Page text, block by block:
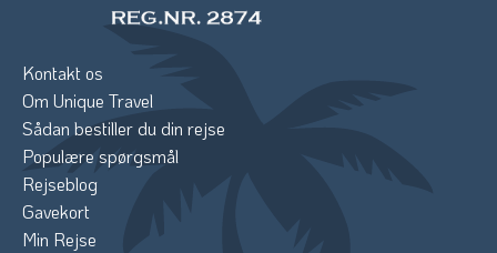
Kontakt os
Om Unique Travel
Sådan bestiller du din rejse
Populære spørgsmål
Rejseblog
Gavekort
Min Rejse